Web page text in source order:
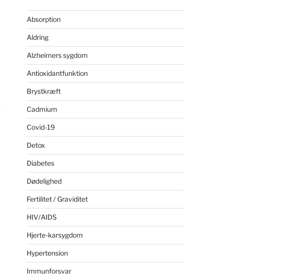
Absorption
Aldring
Alzheimers sygdom
Antioxidantfunktion
Brystkræft
Cadmium
Covid-19
Detox
Diabetes
Dødelighed
Fertilitet / Graviditet
HIV/AIDS
Hjerte-karsygdom
Hypertension
Immunforsvar